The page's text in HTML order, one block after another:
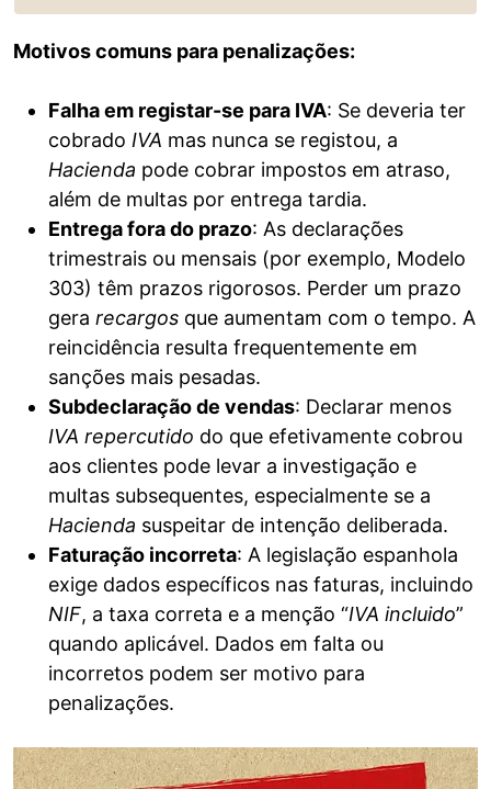
Motivos comuns para penalizações:
Falha em registar-se para IVA: Se deveria ter
cobrado IVA mas nunca se registou, a
Hacienda pode cobrar impostos em atraso,
além de multas por entrega tardia.
Entrega fora do prazo: As declarações
trimestrais ou mensais (por exemplo, Modelo
303) têm prazos rigorosos. Perder um prazo
gera recargos que aumentam com o tempo. A
reincidência resulta frequentemente em
sanções mais pesadas.
Subdeclaração de vendas: Declarar menos
IVA repercutido do que efetivamente cobrou
aos clientes pode levar a investigação e
multas subsequentes, especialmente se a
Hacienda suspeitar de intenção deliberada.
Faturação incorreta: A legislação espanhola
exige dados específicos nas faturas, incluindo
NIF, a taxa correta e a menção “IVA incluido”
quando aplicável. Dados em falta ou
incorretos podem ser motivo para
penalizações.